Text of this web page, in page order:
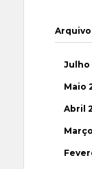
Julho
Maio
Abril